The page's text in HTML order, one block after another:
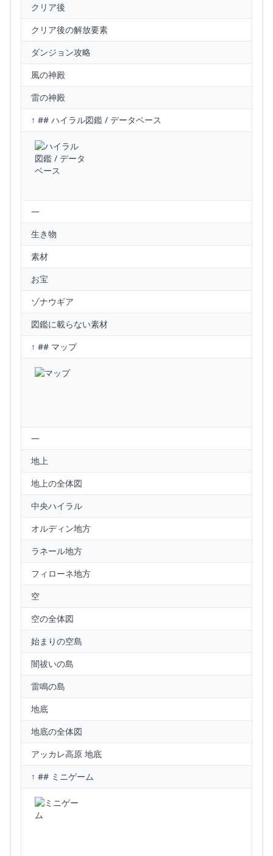
クリア後
クリア後の解放要素
ダンジョン攻略
風の神殿
雷の神殿
↑ ## ハイラル図鑑 / データベース
—
生き物
素材
お宝
ゾナウギア
図鑑に載らない素材
↑ ## マップ
—
地上
地上の全体図
中央ハイラル
オルディン地方
ラネール地方
フィローネ地方
空
空の全体図
始まりの空島
闇祓いの島
雷鳴の島
地底
地底の全体図
アッカレ高原 地底
↑ ## ミニゲーム